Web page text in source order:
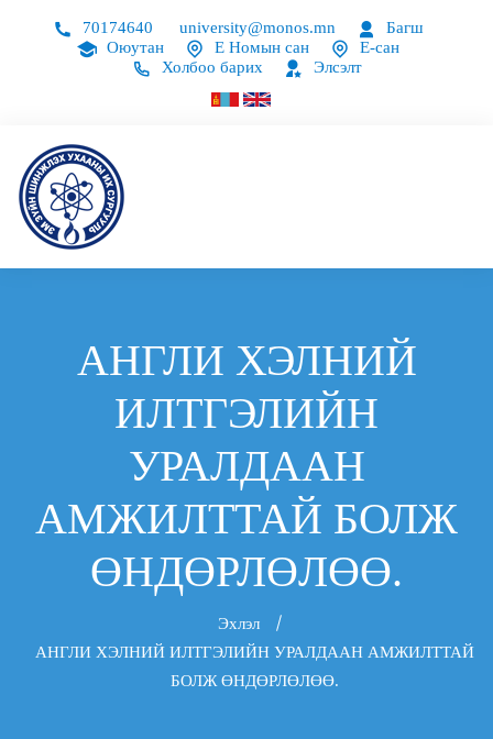
70174640 university@monos.mn
Багш
Оюутан
Е Номын сан
Е-сан
Холбоо барих
Элсэлт
АНГЛИ ХЭЛНИЙ
ИЛТГЭЛИЙН
УРАЛДААН
АМЖИЛТТАЙ БОЛЖ
ӨНДӨРЛӨЛӨӨ.
Эхлэл
АНГЛИ ХЭЛНИЙ ИЛТГЭЛИЙН УРАЛДААН АМЖИЛТТАЙ
БОЛЖ ӨНДӨРЛӨЛӨӨ.